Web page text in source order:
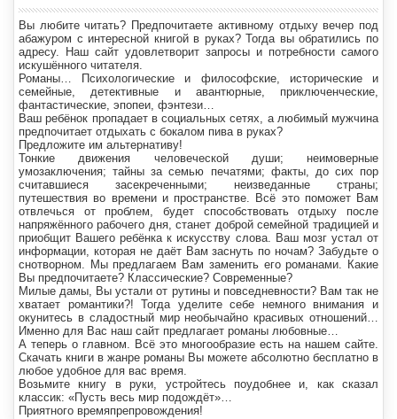
Вы любите читать? Предпочитаете активному отдыху вечер под
абажуром с интересной книгой в руках? Тогда вы обратились по
адресу. Наш сайт удовлетворит запросы и потребности самого
искушённого читателя.
Романы… Психологические и философские, исторические и
семейные, детективные и авантюрные, приключенческие,
фантастические, эпопеи, фэнтези…
Ваш ребёнок пропадает в социальных сетях, а любимый мужчина
предпочитает отдыхать с бокалом пива в руках?
Предложите им альтернативу!
Тонкие движения человеческой души; неимоверные
умозаключения; тайны за семью печатями; факты, до сих пор
считавшиеся засекреченными; неизведанные страны;
путешествия во времени и пространстве. Всё это поможет Вам
отвлечься от проблем, будет способствовать отдыху после
напряжённого рабочего дня, станет доброй семейной традицией и
приобщит Вашего ребёнка к искусству слова. Ваш мозг устал от
информации, которая не даёт Вам заснуть по ночам? Забудьте о
снотворном. Мы предлагаем Вам заменить его романами. Какие
Вы предпочитаете? Классические? Современные?
Милые дамы, Вы устали от рутины и повседневности? Вам так не
хватает романтики?! Тогда уделите себе немного внимания и
окунитесь в сладостный мир необычайно красивых отношений…
Именно для Вас наш сайт предлагает романы любовные…
А теперь о главном. Всё это многообразие есть на нашем сайте.
Скачать книги в жанре романы Вы можете абсолютно бесплатно в
любое удобное для вас время.
Возьмите книгу в руки, устройтесь поудобнее и, как сказал
классик: «Пусть весь мир подождёт»…
Приятного времяпрепровождения!